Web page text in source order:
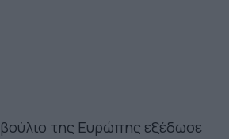
της Ευρώπης εξέδωσε